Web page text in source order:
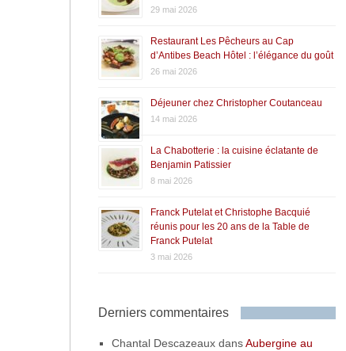
29 mai 2026
Restaurant Les Pêcheurs au Cap
d’Antibes Beach Hôtel : l’élégance du goût
26 mai 2026
Déjeuner chez Christopher Coutanceau
14 mai 2026
La Chabotterie : la cuisine éclatante de
Benjamin Patissier
8 mai 2026
Franck Putelat et Christophe Bacquié
réunis pour les 20 ans de la Table de
Franck Putelat
3 mai 2026
Derniers commentaires
Chantal DescazeauxdansAubergine au